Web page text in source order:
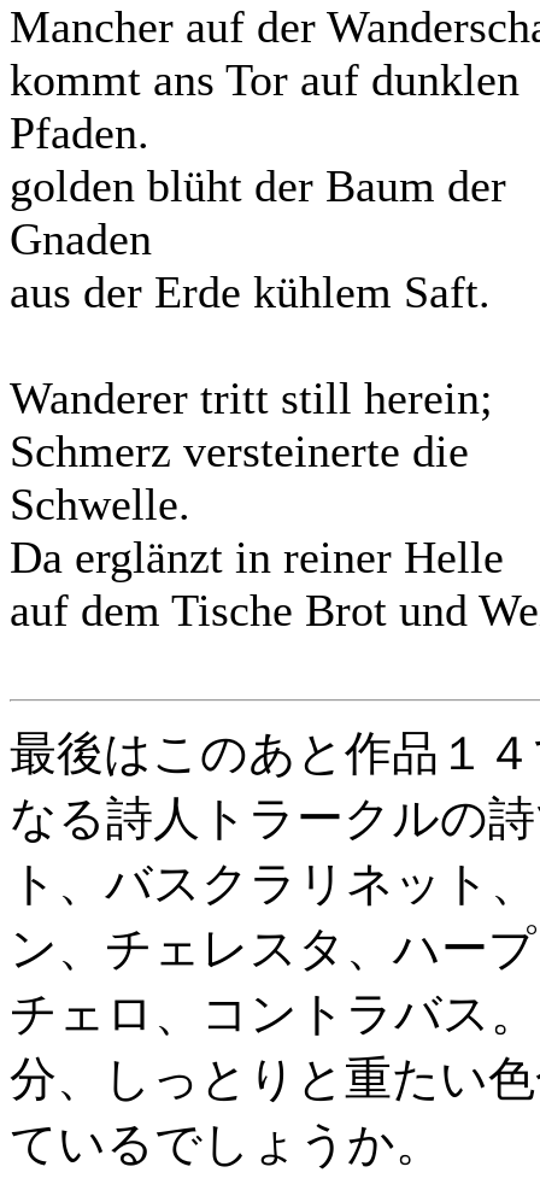
Mancher auf der
kommt ans Tor auf dunklen
Pfaden.
golden blüht der Baum der
Gnaden
aus der Erde kühlem Saft.
Wanderer tritt still herein;
Schmerz versteinerte die
Schwelle.
Da erglänzt in reiner Helle
auf dem Tische Brot und
最後はこのあと作品１
なる詩人トラークルの
ト、バスクラリネット
ン、チェレスタ、ハー
チェロ、コントラバス
分、しっとりと重たい
ているでしょうか。